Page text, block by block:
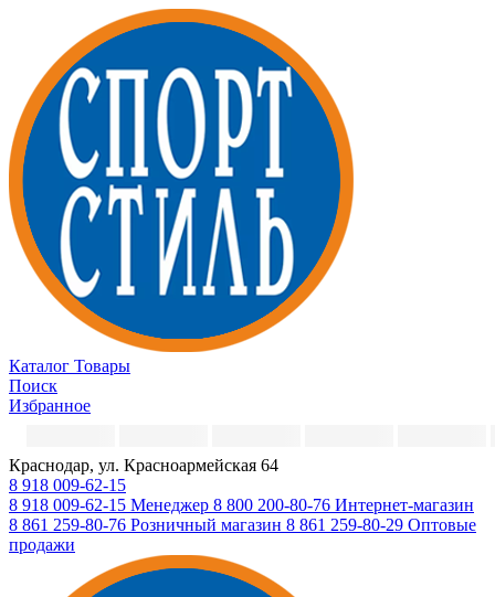
Каталог Товары
Поиск
Избранное
Краснодар, ул. Красноармейская 64
8 918 009-62-15
8 918 009-62-15 Менеджер 8 800 200-80-76 Интернет-магазин
8 861 259-80-76 Розничный магазин 8 861 259-80-29 Оптовые
продажи